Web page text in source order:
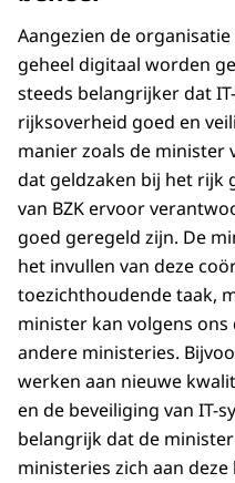
Aangezien de
geheel digitaal worden
steeds belangrijker dat
rijksoverheid goed en
manier zoals de minister
dat geldzaken bij het rijk
van BZK ervoor
goed geregeld zijn. De
het invullen van deze
toezichthoudende taak,
minister kan volgens
andere ministeries.
werken aan nieuwe
en de beveiliging van IT-
belangrijk dat de
ministeries zich aan